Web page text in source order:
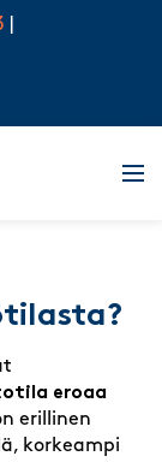
eroaa
erillinen
korkeampi